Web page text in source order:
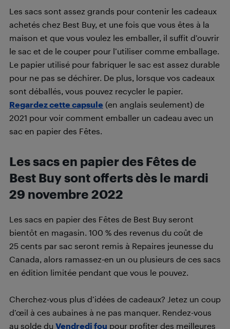
Les sacs sont assez grands pour contenir les cadeaux
achetés chez Best Buy, et une fois que vous êtes à la
maison et que vous voulez les emballer, il suffit d’ouvrir
le sac et de le couper pour l’utiliser comme emballage.
Le papier utilisé pour fabriquer le sac est assez durable
pour ne pas se déchirer. De plus, lorsque vos cadeaux
sont déballés, vous pouvez recycler le papier.
Regardez cette capsule (en anglais seulement) de
2021 pour voir comment emballer un cadeau avec un
sac en papier des Fêtes.
Les sacs en papier des Fêtes de
Best Buy sont offerts dès le mardi
29 novembre 2022
Les sacs en papier des Fêtes de Best Buy seront
bientôt en magasin. 100 % des revenus du coût de
25 cents par sac seront remis à Repaires jeunesse du
Canada, alors ramassez-en un ou plusieurs de ces sacs
en édition limitée pendant que vous le pouvez.
Cherchez-vous plus d’idées de cadeaux? Jetez un coup
d’œil à ces aubaines à ne pas manquer. Rendez-vous
au solde du Vendredi fou pour profiter des meilleures